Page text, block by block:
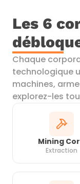
Les 6
Chaque
technologique
machines,
explorez-les
Mining
Extraction